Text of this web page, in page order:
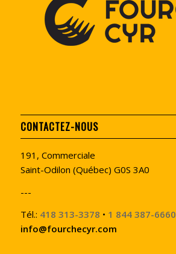
CONTACTEZ-NOUS
191, Commerciale
Saint-Odilon (Québec) G0S 3A0
---
Tél.: 418 313-3378 • 1 844 387-6660
info@fourchecyr.com